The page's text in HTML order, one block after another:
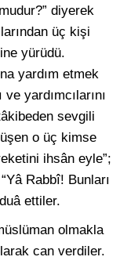
diyerek
üç kişi
yürüdü.
yardım etmek
yardımcılarını
sevgili
o üç kimse
ihsân eyle”;
Rabbî! Bunları
ettiler.
olmakla
can verdiler.